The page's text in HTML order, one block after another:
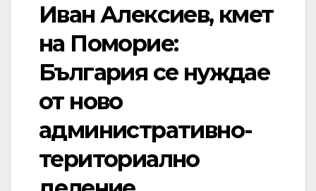
Иван Алексиев, кмет
на Поморие:
България се нуждае
от ново
административно-
териториално